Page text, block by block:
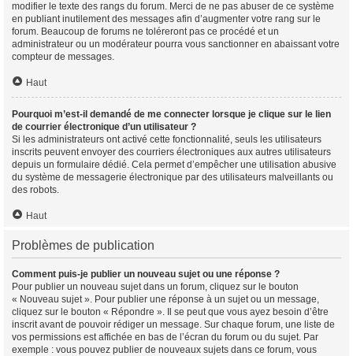
modifier le texte des rangs du forum. Merci de ne pas abuser de ce système
en publiant inutilement des messages afin d’augmenter votre rang sur le
forum. Beaucoup de forums ne toléreront pas ce procédé et un
administrateur ou un modérateur pourra vous sanctionner en abaissant votre
compteur de messages.
Haut
Pourquoi m’est-il demandé de me connecter lorsque je clique sur le lien
de courrier électronique d’un utilisateur ?
Si les administrateurs ont activé cette fonctionnalité, seuls les utilisateurs
inscrits peuvent envoyer des courriers électroniques aux autres utilisateurs
depuis un formulaire dédié. Cela permet d’empêcher une utilisation abusive
du système de messagerie électronique par des utilisateurs malveillants ou
des robots.
Haut
Problèmes de publication
Comment puis-je publier un nouveau sujet ou une réponse ?
Pour publier un nouveau sujet dans un forum, cliquez sur le bouton
« Nouveau sujet ». Pour publier une réponse à un sujet ou un message,
cliquez sur le bouton « Répondre ». Il se peut que vous ayez besoin d’être
inscrit avant de pouvoir rédiger un message. Sur chaque forum, une liste de
vos permissions est affichée en bas de l’écran du forum ou du sujet. Par
exemple : vous pouvez publier de nouveaux sujets dans ce forum, vous